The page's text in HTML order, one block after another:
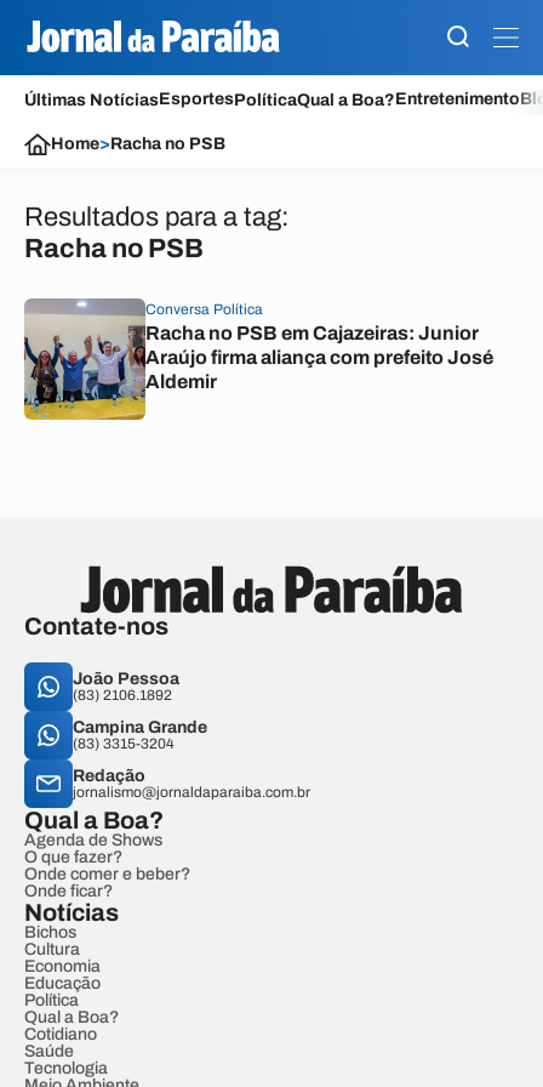
Últimas NotíciasEsportesPolíticaQual a Boa?Entretenimento
Home>Racha no PSB
Resultados para a tag:
Racha no PSB
Conversa Política
Racha no PSB em Cajazeiras: Junior
Araújo firma aliança com prefeito José
Aldemir
Contate-nos
João Pessoa
(83) 2106.1892
Campina Grande
(83) 3315-3204
Redação
jornalismo@jornaldaparaiba.com.br
Qual a Boa?
Agenda de Shows
O que fazer?
Onde comer e beber?
Onde ficar?
Notícias
Bichos
Cultura
Economia
Educação
Política
Qual a Boa?
Cotidiano
Saúde
Tecnologia